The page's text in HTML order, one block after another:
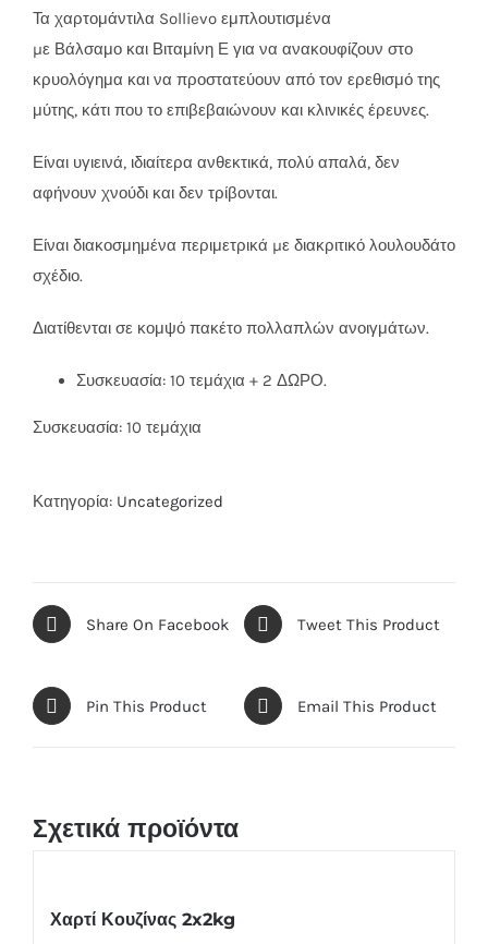
Τα χαρτομάντιλα Sollievo εμπλουτισμένα
µε Βάλσαμο και Βιταμίνη Ε για να ανακουφίζουν στο
κρυολόγημα και να προστατεύουν από τον ερεθισμό της
μύτης, κάτι που το επιβεβαιώνουν και κλινικές έρευνες.
Είναι υγιεινά, ιδιαίτερα ανθεκτικά, πολύ απαλά, δεν
αφήνουν χνούδι και δεν τρίβονται.
Είναι διακοσμημένα περιμετρικά µε διακριτικό λουλουδάτο
σχέδιο.
Διατίθενται σε κομψό πακέτο πολλαπλών ανοιγμάτων.
Συσκευασία: 10 τεμάχια + 2 ΔΩΡΟ.
Συσκευασία: 10 τεμάχια
Κατηγορία: Uncategorized
Share On Facebook Tweet This Product
Pin This Product Email This Product
Σχετικά προϊόντα
Χαρτί Κουζίνας 2x2kg